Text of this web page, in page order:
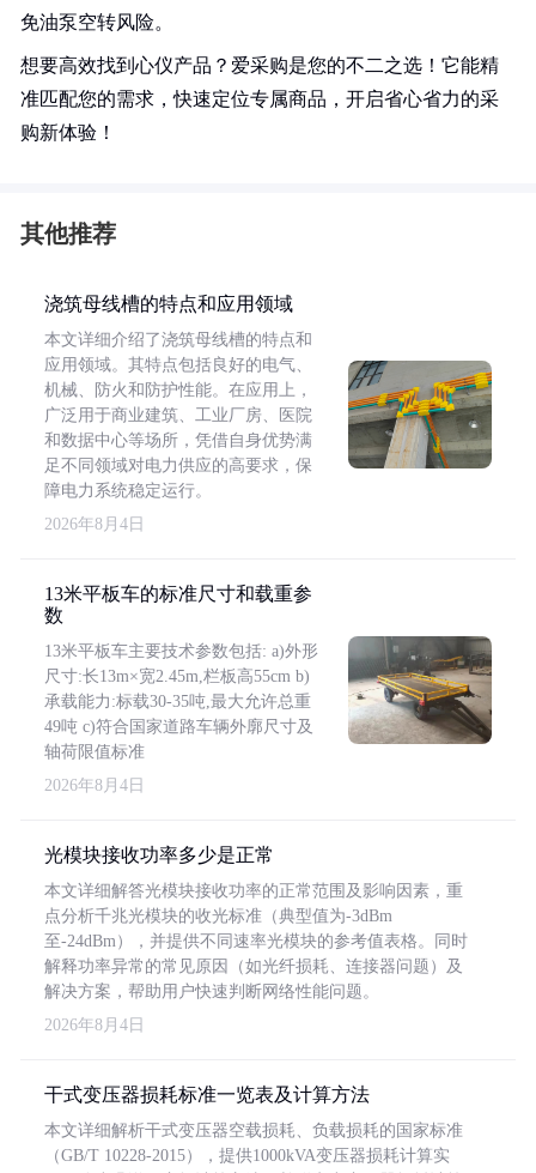
免油泵空转风险。
想要高效找到心仪产品？爱采购是您的不二之选！它能精
准匹配您的需求，快速定位专属商品，开启省心省力的采
购新体验！
其他推荐
浇筑母线槽的特点和应用领域
本文详细介绍了浇筑母线槽的特点和
应用领域。其特点包括良好的电气、
机械、防火和防护性能。在应用上，
广泛用于商业建筑、工业厂房、医院
和数据中心等场所，凭借自身优势满
足不同领域对电力供应的高要求，保
障电力系统稳定运行。
2026年8月4日
13米平板车的标准尺寸和载重参
数
13米平板车主要技术参数包括: a)外形
尺寸:长13m×宽2.45m,栏板高55cm b)
承载能力:标载30-35吨,最大允许总重
49吨 c)符合国家道路车辆外廓尺寸及
轴荷限值标准
2026年8月4日
光模块接收功率多少是正常
本文详细解答光模块接收功率的正常范围及影响因素，重
点分析千兆光模块的收光标准（典型值为-3dBm
至-24dBm），并提供不同速率光模块的参考值表格。同时
解释功率异常的常见原因（如光纤损耗、连接器问题）及
解决方案，帮助用户快速判断网络性能问题。
2026年8月4日
干式变压器损耗标准一览表及计算方法
本文详细解析干式变压器空载损耗、负载损耗的国家标准
（GB/T 10228-2015），提供1000kVA变压器损耗计算实